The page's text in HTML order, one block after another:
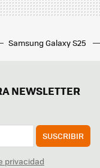
Samsung Galaxy S25
NEWSLETTER
SUSCRIBIR
privacidad